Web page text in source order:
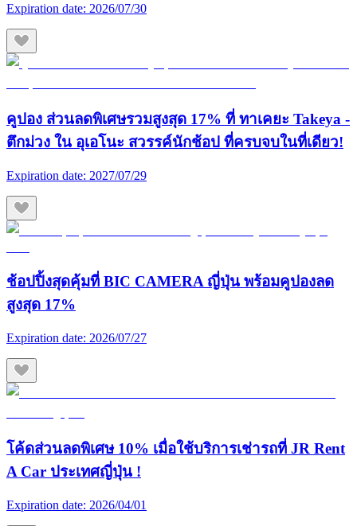
Expiration date: 2026/07/30
คูปอง ส่วนลดพิเศษรวมสูงสุด 17% ที่ ทาเคยะ Takeya -
ตึกม่วง ใน อุเอโนะ สวรรค์นักช้อป ที่ครบจบในที่เดียว!
Expiration date: 2027/07/29
ช้อปปิ้งสุดคุ้มที่ BIC CAMERA ญี่ปุ่น พร้อมคูปองลด
สูงสุด 17%
Expiration date: 2026/07/27
โค้ดส่วนลดพิเศษ 10% เมื่อใช้บริการเช่ารถที่ JR Rent
A Car ประเทศญี่ปุ่น !
Expiration date: 2026/04/01